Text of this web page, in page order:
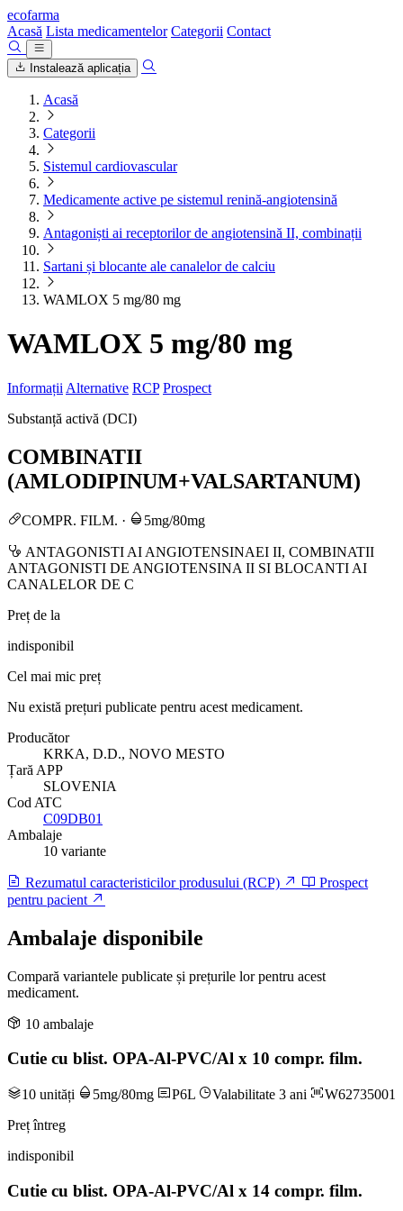
ecofarma
Acasă Lista medicamentelor Categorii Contact
Instalează aplicația
Acasă
Categorii
Sistemul cardiovascular
Medicamente active pe sistemul renină-angiotensină
Antagoniști ai receptorilor de angiotensină II, combinații
Sartani și blocante ale canalelor de calciu
WAMLOX 5 mg/80 mg
WAMLOX 5 mg/80 mg
Informații Alternative RCP Prospect
Substanță activă (DCI)
COMBINATII
(AMLODIPINUM+VALSARTANUM)
COMPR. FILM. · 5mg/80mg
ANTAGONISTI AI ANGIOTENSINAEI II, COMBINATII
ANTAGONISTI DE ANGIOTENSINA II SI BLOCANTI AI
CANALELOR DE C
Preț de la
indisponibil
Cel mai mic preț
Nu există prețuri publicate pentru acest medicament.
Producător
KRKA, D.D., NOVO MESTO
Țară APP
SLOVENIA
Cod ATC
C09DB01
Ambalaje
10 variante
Rezumatul caracteristicilor produsului (RCP)
Prospect
pentru pacient
Ambalaje disponibile
Compară variantele publicate și prețurile lor pentru acest
medicament.
10 ambalaje
Cutie cu blist. OPA-Al-PVC/Al x 10 compr. film.
10 unități 5mg/80mg P6L Valabilitate 3 ani
W62735001
Preț întreg
indisponibil
Cutie cu blist. OPA-Al-PVC/Al x 14 compr. film.